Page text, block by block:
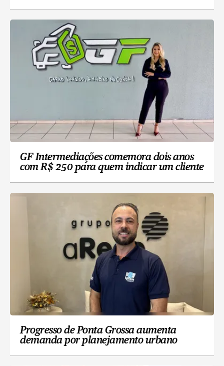
GF Intermediações comemora dois anos
com R$ 250 para quem indicar um cliente
Progresso de Ponta Grossa aumenta
demanda por planejamento urbano